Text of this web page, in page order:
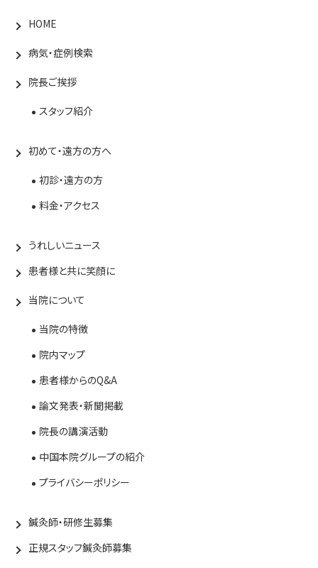
HOME
病気・症例検索
院長ご挨拶
スタッフ紹介
初めて・遠方の方へ
初診・遠方の方
料金・アクセス
うれしいニュース
患者様と共に笑顔に
当院について
当院の特徴
院内マップ
患者様からのQ&A
論文発表・新聞掲載
院長の講演活動
中国本院グループの紹介
プライバシーポリシー
鍼灸師・研修生募集
正規スタッフ鍼灸師募集